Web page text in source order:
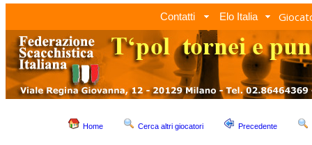
Contatti Elo Italia
Home Cerca altri giocatori Precedente